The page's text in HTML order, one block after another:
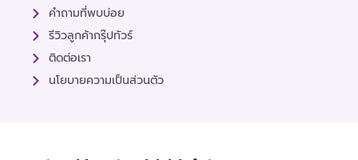
คำถามที่พบบ่อย
รีวิวลูกค้ากรุ๊ปทัวร์
ติดต่อเรา
นโยบายความเป็นส่วนตัว